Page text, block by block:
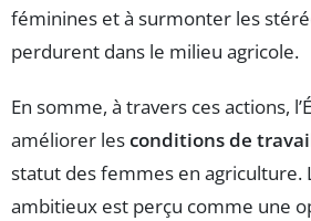
féminines et à surmonter les
perdurent dans le milieu agricole.
En somme, à travers ces actions,
améliorer lesconditions de
statut des femmes en agriculture.
ambitieux est perçu comme une